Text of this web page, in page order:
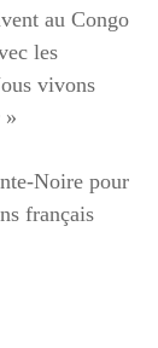
au Congo
les
vivons
»
Noire pour
français